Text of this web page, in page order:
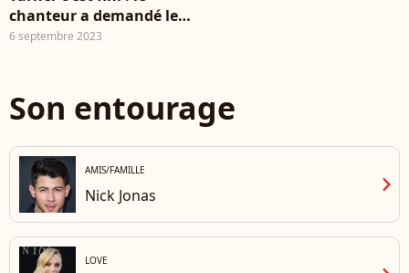
chanteur a demandé le
divorce
6 septembre 2023
Son entourage
AMIS/FAMILLE
Nick Jonas chevron_right
LOVE